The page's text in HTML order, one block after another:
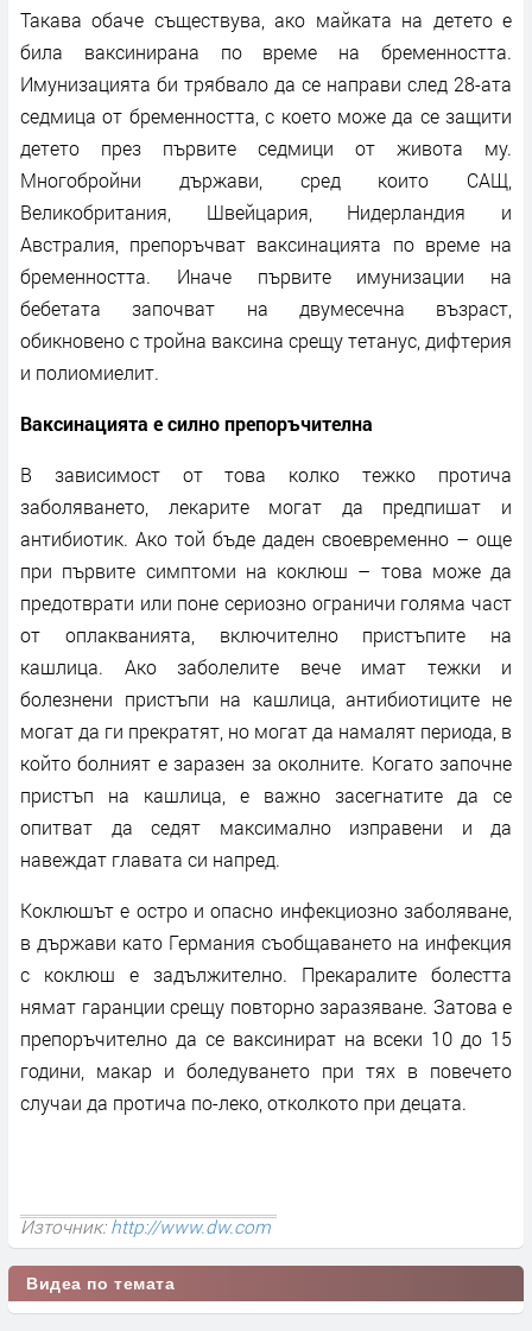
Такава обаче съществува, ако майката на детето е
била ваксинирана по време на бременността.
Имунизацията би трябвало да се направи след 28-ата
седмица от бременността, с което може да се защити
детето през първите седмици от живота му.
Многобройни държави, сред които САЩ,
Великобритания, Швейцария, Нидерландия и
Австралия, препоръчват ваксинацията по време на
бременността. Иначе първите имунизации на
бебетата започват на двумесечна възраст,
обикновено с тройна ваксина срещу тетанус, дифтерия
и полиомиелит.
Ваксинацията е силно препоръчителна
В зависимост от това колко тежко протича
заболяването, лекарите могат да предпишат и
антибиотик. Ако той бъде даден своевременно – още
при първите симптоми на коклюш – това може да
предотврати или поне сериозно ограничи голяма част
от оплакванията, включително пристъпите на
кашлица. Ако заболелите вече имат тежки и
болезнени пристъпи на кашлица, антибиотиците не
могат да ги прекратят, но могат да намалят периода, в
който болният е заразен за околните. Когато започне
пристъп на кашлица, е важно засегнатите да се
опитват да седят максимално изправени и да
навеждат главата си напред.
Коклюшът е остро и опасно инфекциозно заболяване,
в държави като Германия съобщаването на инфекция
с коклюш е задължително. Прекаралите болестта
нямат гаранции срещу повторно заразяване. Затова е
препоръчително да се ваксинират на всеки 10 до 15
години, макар и боледуването при тях в повечето
случаи да протича по-леко, отколкото при децата.
Източник: http://www.dw.com
Видеа по темата